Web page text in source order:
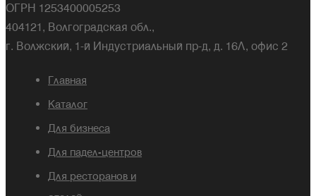
ОГРН 1253400005253
404121, Волгоградская обл.,
г. Волжский, 1-й Индустриальный пр-д, д. 16Л, офис 2
Главная
Каталог
Для бизнеса
Для падел-центров
Для ресторанов и